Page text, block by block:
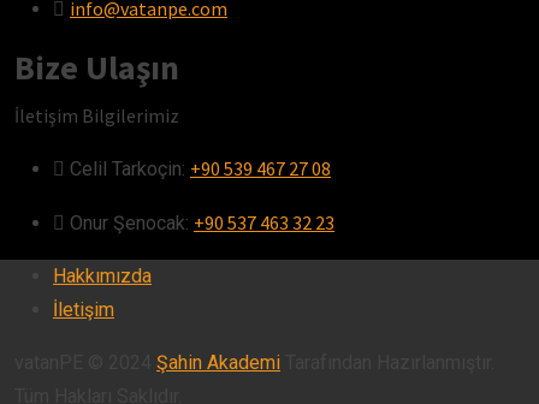
info@vatanpe.com
Bize Ulaşın
İletişim Bilgilerimiz
Celil Tarkoçin:ㅤ +90 539 467 27 08
Onur Şenocak:‎‎‎‎ㅤ +90 537 463 32 23
Hakkımızda
İletişim
Şahin Akademi